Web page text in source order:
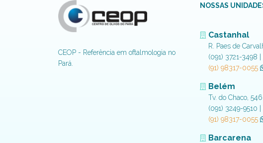
CEOP - Referência em oftalmologia no
Pará.
NOSSAS
Castanhal
R. Paes de
(091) 3721-3498 |
(91) 98317-0055
Belém
Tv. do Chaco,
(091) 3249-9510
(91) 98317-0055
Barcarena